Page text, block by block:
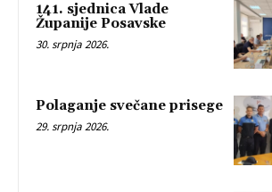
141. sjednica Vlade
Županije Posavske
30. srpnja 2026.
Polaganje svečane prisege
29. srpnja 2026.